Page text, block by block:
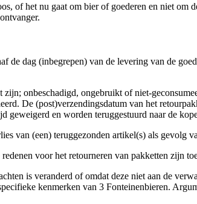
of het nu gaat om bier of goederen en niet om
de dag (inbegrepen) van de levering van de
onbeschadigd, ongebruikt of niet-
De (post)verzendingsdatum van het
geweigerd en worden teruggestuurd naar de
van (een) teruggezonden artikel(s) als gevolg
voor het retourneren van pakketten zijn
is veranderd of omdat deze niet aan de
kenmerken van 3 Fonteinenbieren.